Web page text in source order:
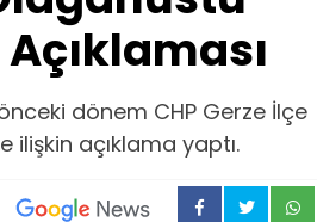
dönem CHP Gerze İlçe
ilişkin açıklama yaptı.